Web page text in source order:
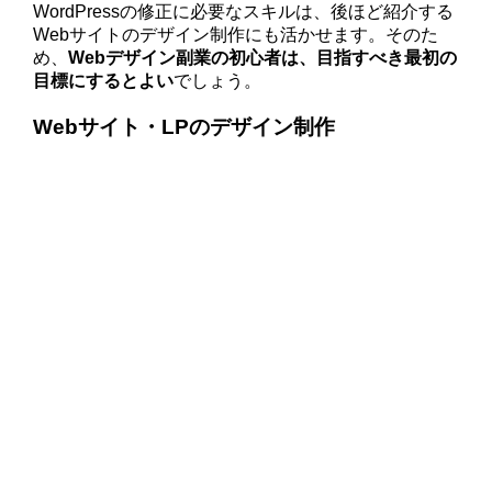
WordPressの修正に必要なスキルは、後ほど紹介する
Webサイトのデザイン制作にも活かせます。そのた
め、Webデザイン副業の初心者は、目指すべき最初の
目標にするとよいでしょう。
Webサイト・LPのデザイン制作